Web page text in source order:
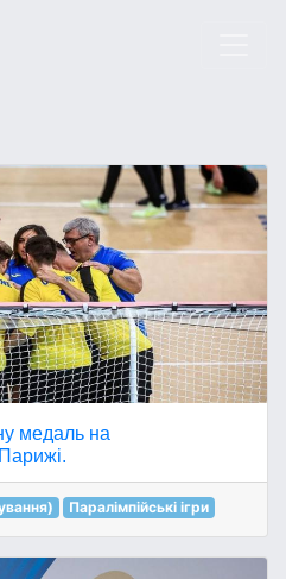
медаль на
Паралімпійські ігри